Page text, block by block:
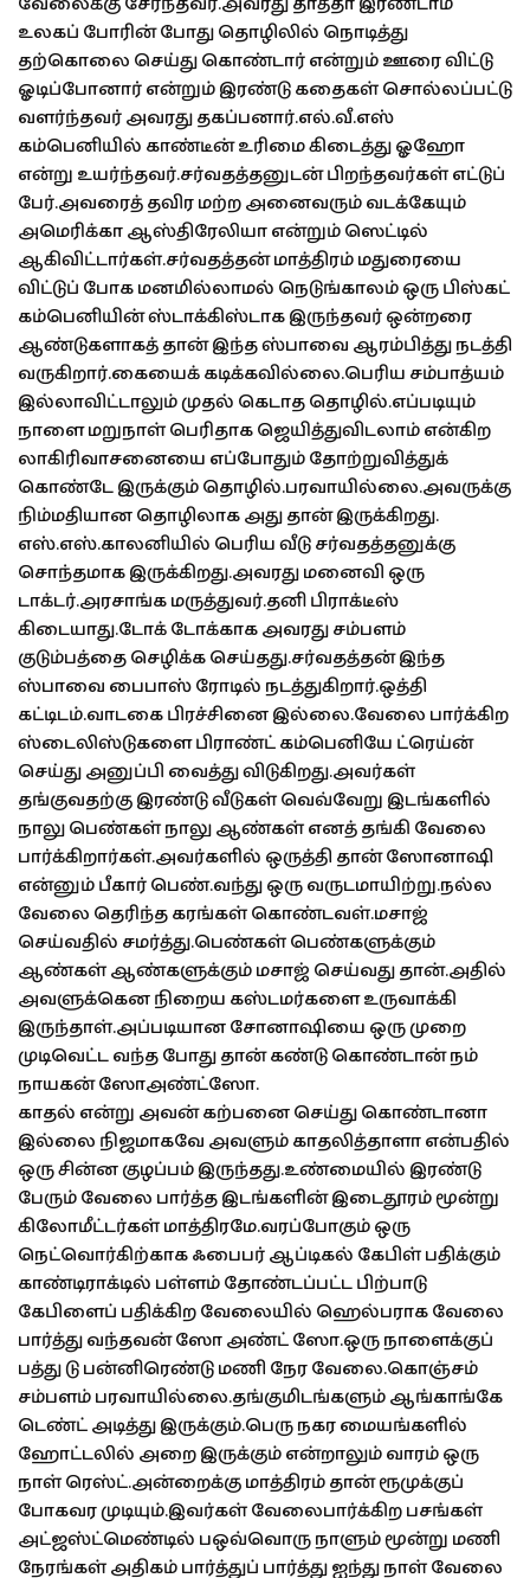
உலகப் போரின் போது தொழிலில் நொடித்து
தற்கொலை செய்து கொண்டார் என்றும் ஊரை விட்டு
ஓடிப்போனார் என்றும் இரண்டு கதைகள் சொல்லப்பட்டு
வளர்ந்தவர் அவரது தகப்பனார்.எல்.வீ.எஸ்
கம்பெனியில் காண்டீன் உரிமை கிடைத்து ஓஹோ
என்று உயர்ந்தவர்.சர்வதத்தனுடன் பிறந்தவர்கள் எட்டுப்
பேர்.அவரைத் தவிர மற்ற அனைவரும் வடக்கேயும்
அமெரிக்கா ஆஸ்திரேலியா என்றும் ஸெட்டில்
ஆகிவிட்டார்கள்.சர்வதத்தன் மாத்திரம் மதுரையை
விட்டுப் போக மனமில்லாமல் நெடுங்காலம் ஒரு பிஸ்கட்
கம்பெனியின் ஸ்டாக்கிஸ்டாக இருந்தவர் ஒன்றரை
ஆண்டுகளாகத் தான் இந்த ஸ்பாவை ஆரம்பித்து நடத்தி
வருகிறார்.கையைக் கடிக்கவில்லை.பெரிய சம்பாத்யம்
இல்லாவிட்டாலும் முதல் கெடாத தொழில்.எப்படியும்
நாளை மறுநாள் பெரிதாக ஜெயித்துவிடலாம் என்கிற
லாகிரிவாசனையை எப்போதும் தோற்றுவித்துக்
கொண்டே இருக்கும் தொழில்.பரவாயில்லை.அவருக்கு
நிம்மதியான தொழிலாக அது தான் இருக்கிறது.
எஸ்.எஸ்.காலனியில் பெரிய வீடு சர்வதத்தனுக்கு
சொந்தமாக இருக்கிறது.அவரது மனைவி ஒரு
டாக்டர்.அரசாங்க மருத்துவர்.தனி பிராக்டீஸ்
கிடையாது.டோக் டோக்காக அவரது சம்பளம்
குடும்பத்தை செழிக்க செய்தது.சர்வதத்தன் இந்த
ஸ்பாவை பைபாஸ் ரோடில் நடத்துகிறார்.ஒத்தி
கட்டிடம்.வாடகை பிரச்சினை இல்லை.வேலை பார்க்கிற
ஸ்டைலிஸ்டுகளை பிராண்ட் கம்பெனியே ட்ரெய்ன்
செய்து அனுப்பி வைத்து விடுகிறது.அவர்கள்
தங்குவதற்கு இரண்டு வீடுகள் வெவ்வேறு இடங்களில்
நாலு பெண்கள் நாலு ஆண்கள் எனத் தங்கி வேலை
பார்க்கிறார்கள்.அவர்களில் ஒருத்தி தான் ஸோனாஷி
என்னும் பீகார் பெண்.வந்து ஒரு வருடமாயிற்று.நல்ல
வேலை தெரிந்த கரங்கள் கொண்டவள்.மசாஜ்
செய்வதில் சமர்த்து.பெண்கள் பெண்களுக்கும்
ஆண்கள் ஆண்களுக்கும் மசாஜ் செய்வது தான்.அதில்
அவளுக்கென நிறைய கஸ்டமர்களை உருவாக்கி
இருந்தாள்.அப்படியான சோனாஷியை ஒரு முறை
முடிவெட்ட வந்த போது தான் கண்டு கொண்டான் நம்
நாயகன் ஸோஅண்ட்ஸோ.
காதல் என்று அவன் கற்பனை செய்து கொண்டானா
இல்லை நிஜமாகவே அவளும் காதலித்தாளா என்பதில்
ஒரு சின்ன குழப்பம் இருந்தது.உண்மையில் இரண்டு
பேரும் வேலை பார்த்த இடங்களின் இடைதூரம் மூன்று
கிலோமீட்டர்கள் மாத்திரமே.வரப்போகும் ஒரு
நெட்வொர்கிற்காக ஃபைபர் ஆப்டிகல் கேபிள் பதிக்கும்
காண்டிராக்டில் பள்ளம் தோண்டப்பட்ட பிற்பாடு
கேபிளைப் பதிக்கிற வேலையில் ஹெல்பராக வேலை
பார்த்து வந்தவன் ஸோ அண்ட் ஸோ.ஒரு நாளைக்குப்
பத்து டு பன்னிரெண்டு மணி நேர வேலை.கொஞ்சம்
சம்பளம் பரவாயில்லை.தங்குமிடங்களும் ஆங்காங்கே
டெண்ட் அடித்து இருக்கும்.பெரு நகர மையங்களில்
ஹோட்டலில் அறை இருக்கும் என்றாலும் வாரம் ஒரு
நாள் ரெஸ்ட்.அன்றைக்கு மாத்திரம் தான் ரூமுக்குப்
போகவர முடியும்.இவர்கள் வேலைபார்க்கிற பசங்கள்
அட்ஜஸ்ட்மெண்டில் பஒவ்வொரு நாளும் மூன்று மணி
நேரங்கள் அதிகம் பார்த்துப் பார்த்து ஐந்து நாள் வேலை